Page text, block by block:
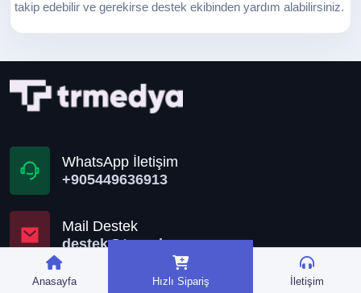
takip edebilir ve gerekirse destek ekibinden yardım alabilirsiniz.
WhatsApp İletişim
+905449636913
Mail Destek
destek@trmedya.co
Anasayfa Hızlı Sipariş İletişim